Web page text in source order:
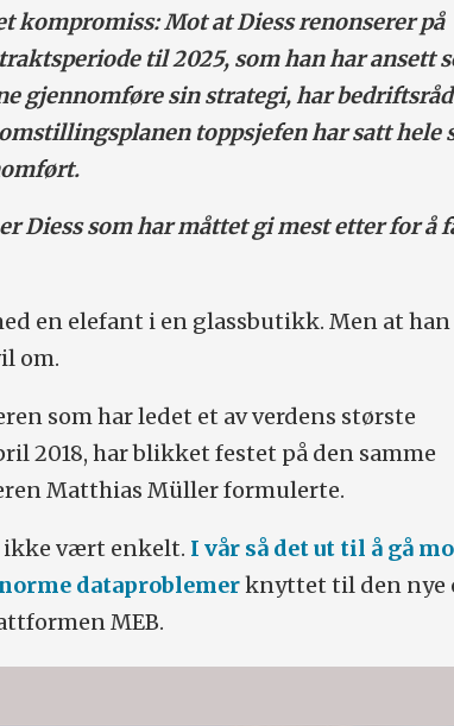
kompromiss: Mot at Diess renonserer på
til 2025, som han har ansett
gjennomføre sin strategi, har
toppsjefen har satt hele
Diess som har måttet gi mest etter for å
en elefant i en glassbutikk. Men at
om.
som har ledet et av verdens største
2018, har blikket festet på den samme
Matthias Müller formulerte.
ikke vært enkelt. I vår så det ut til å gå
dataproblemerknyttet til den nye
MEB.